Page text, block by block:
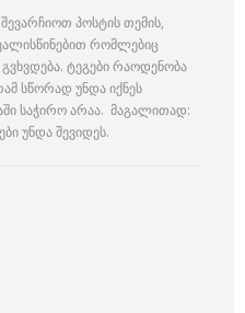
პოსტის თემის,
რომლებიც
ტეგები რაოდენობა
სწორად უნდა იქნეს
საჭირო არაა. მაგალითად:
უნდა შევიდეს.